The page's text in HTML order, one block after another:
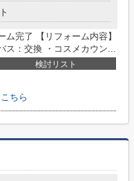
完了 【リフォーム内容】
ス：交換 ・コスメカウン...
検討リスト
ちら